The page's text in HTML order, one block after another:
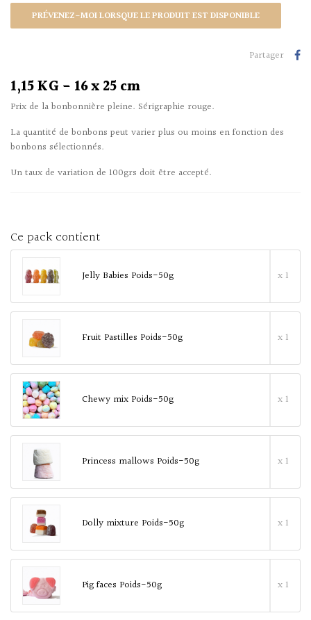
PRÉVENEZ-MOI LORSQUE LE PRODUIT EST DISPONIBLE
Partager
1,15 KG - 16 x 25 cm
Prix de la bonbonnière pleine. Sérigraphie rouge.
La quantité de bonbons peut varier plus ou moins en fonction des
bonbons sélectionnés.
Un taux de variation de 100grs doit être accepté.
Ce pack contient
Jelly Babies Poids-50g x 1
Fruit Pastilles Poids-50g x 1
Chewy mix Poids-50g x 1
Princess mallows Poids-50g x 1
Dolly mixture Poids-50g x 1
Pig faces Poids-50g x 1